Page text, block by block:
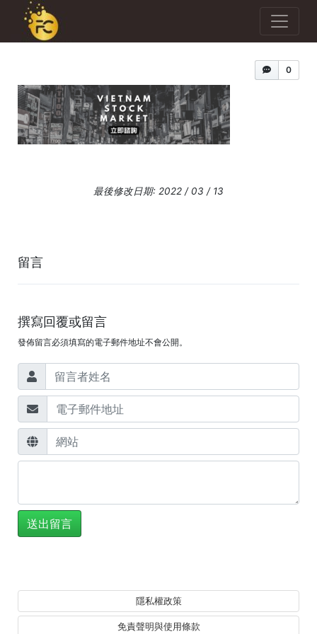
0
最後修改日期: 2022 / 03 / 13
留言
撰寫回覆或留言
發佈留言必須填寫的電子郵件地址不會公開。
隱私權政策
免責聲明與使用條款